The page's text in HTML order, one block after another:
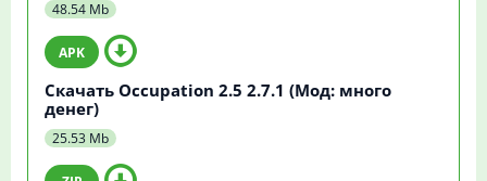
48.54 Mb
Скачать Occupation 2.5 2.7.1 (Мод: много
денег)
25.53 Mb